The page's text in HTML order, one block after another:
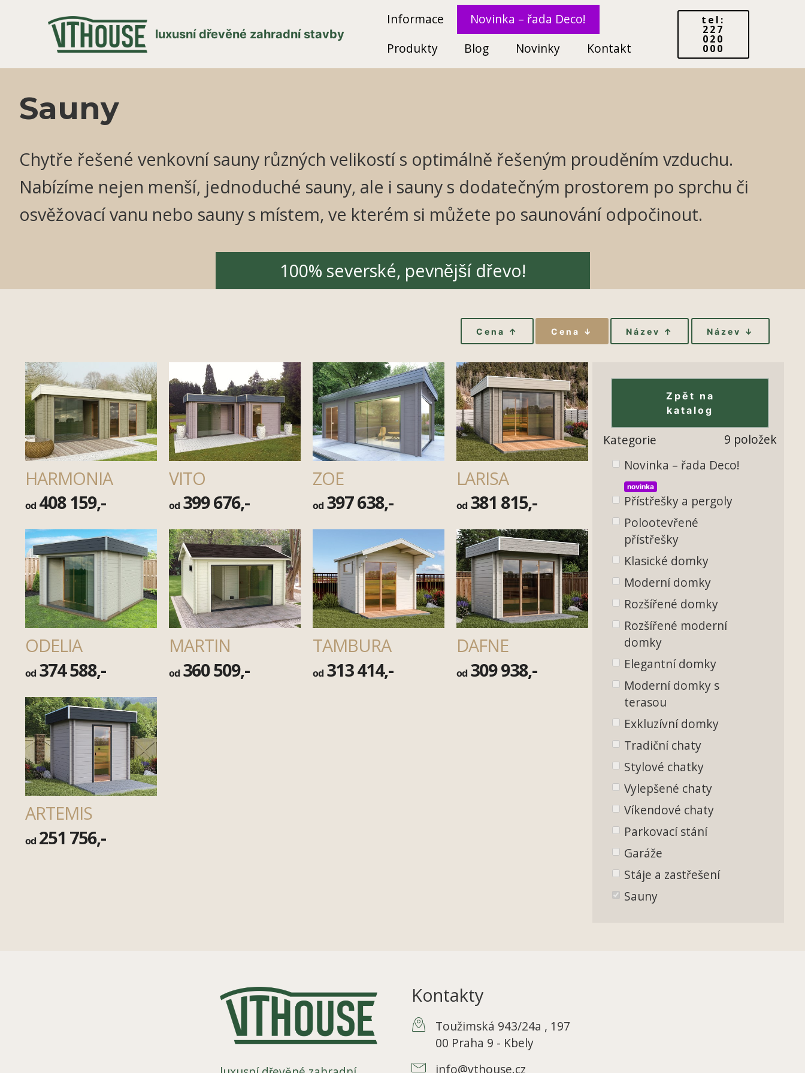
luxusní dřevěné zahradní stavby
Informace
Novinka – řada Deco!
Produkty
Blog Novinky Kontakt
tel:
227
020
000
Sauny
Chytře řešené venkovní sauny různých velikostí s optimálně řešeným prouděním vzduchu.
Nabízíme nejen menší, jednoduché sauny, ale i sauny s dodatečným prostorem po sprchu či
osvěžovací vanu nebo sauny s místem, ve kterém si můžete po saunování odpočinout.
100% severské, pevnější dřevo!
Cena ↑ Cena ↓ Název ↑ Název ↓
HARMONIA
od 408 159,-
VITO
od 399 676,-
ZOE
od 397 638,-
LARISA
od 381 815,-
ODELIA
od 374 588,-
MARTIN
od 360 509,-
TAMBURA
od 313 414,-
DAFNE
od 309 938,-
ARTEMIS
od 251 756,-
Zpět na
katalog
9 položek
Kategorie
Novinka – řada Deco!
novinka
Přístřešky a pergoly
Polootevřené
přístřešky
Klasické domky
Moderní domky
Rozšířené domky
Rozšířené moderní
domky
Elegantní domky
Moderní domky s
terasou
Exkluzívní domky
Tradiční chaty
Stylové chatky
Vylepšené chaty
Víkendové chaty
Parkovací stání
Garáže
Stáje a zastřešení
Sauny
Kontakty
Toužimská 943/24a , 197
00 Praha 9 - Kbely
info@vthouse.cz